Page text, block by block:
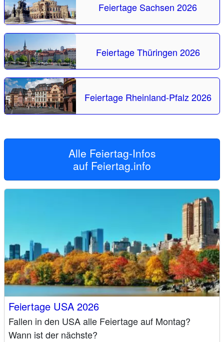
Feiertage Sachsen 2026
Feiertage Thüringen 2026
Feiertage Rheinland-Pfalz 2026
Alle Feiertag-Infos
auf Feiertag.info
Feiertage USA 2026
Fallen in den USA alle Feiertage auf Montag?
Wann ist der nächste?